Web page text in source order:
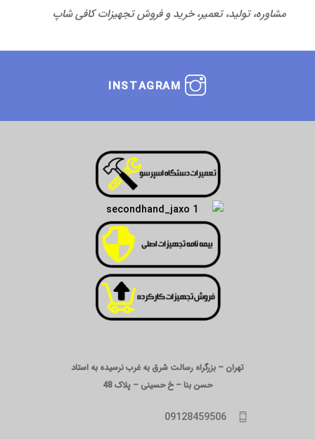
مشاوره، تولید، تعمیر، خرید و فروش تجهیزات کافی شاپ
INSTAGRAM
تهران – بزرگراه رسالت شرق به غرب نرسیده به استاد
حسن بنا – خ حسینی – پلاک 48
09128459506